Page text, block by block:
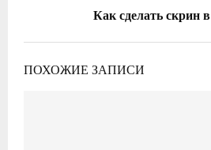
Как сделать скрин
ПОХОЖИЕ ЗАПИСИ